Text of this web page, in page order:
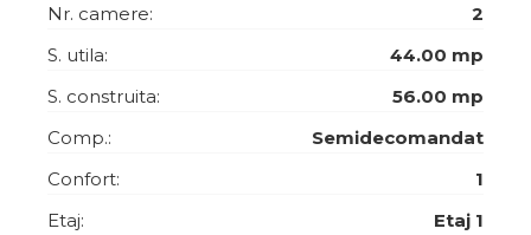
Nr. camere:
2
S. utila:
44.00 mp
S. construita:
56.00 mp
Comp.:
Semidecomandat
Confort:
1
Etaj:
Etaj 1